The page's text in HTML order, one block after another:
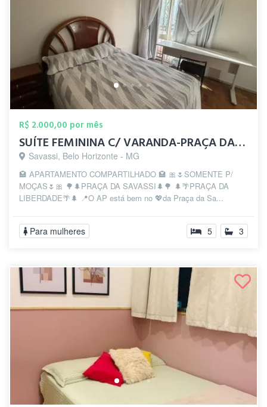
R$ 2.000,00 por mês
SUÍTE FEMININA C/ VARANDA-PRAÇA DA SAVAS...
Savassi, Belo Horizonte - MG
🏩 APARTAMENTO COMPARTILHADO 🏩 🎀🌷SOMENTE P/
MOÇAS🌷🎀 🌳🌲PRAÇA DA SAVASSI🌲🌳 🌲🌴PRAÇA DA
LIBERDADE🌴🌲 📍O AP está bem no 💖da Praça da Sa...
Para mulheres 5 3